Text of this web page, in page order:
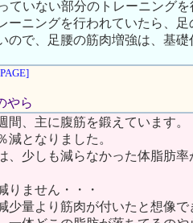
ていない部分のトレーニング
ーニングを行われていたら、
ので、足腰の筋肉増強は、基
やら
間、主に腹筋を鍛えています。
減となりました。
、少しも減らなかった体脂肪率
りません・・・
少量より筋肉が付いたと想像